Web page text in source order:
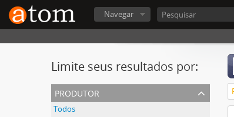
Navegar
Limite seus resultados por:
produtor
Todos